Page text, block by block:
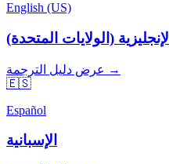
English (US)
الإنجليزية (الولايات المتحدة)
عرض دليل الترجمة →
🇪🇸
Español
الإسبانية